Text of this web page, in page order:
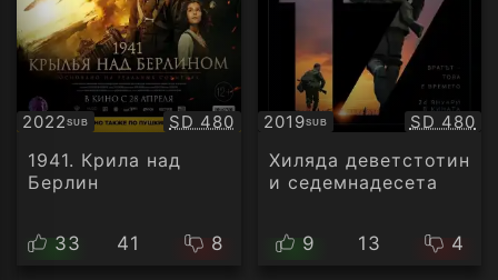
2022SUB
Субтитри Качество:
SD 480
1941. Крила над
Берлин
33 41 8
2019SUB
Субтитри SD 480
Хиляда деветстотин
и седемнадесета
9 13 4